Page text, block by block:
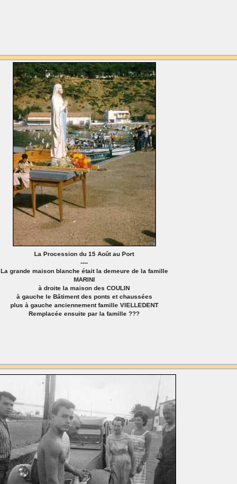
La Procession du 15 Août au Port
----
La grande maison blanche était la demeure de la famille
MARINI
à droite la maison des COULIN
à gauche le Bâtiment des ponts et chaussées
plus à gauche anciennement famille VIELLEDENT
Remplacée ensuite par la famille ???